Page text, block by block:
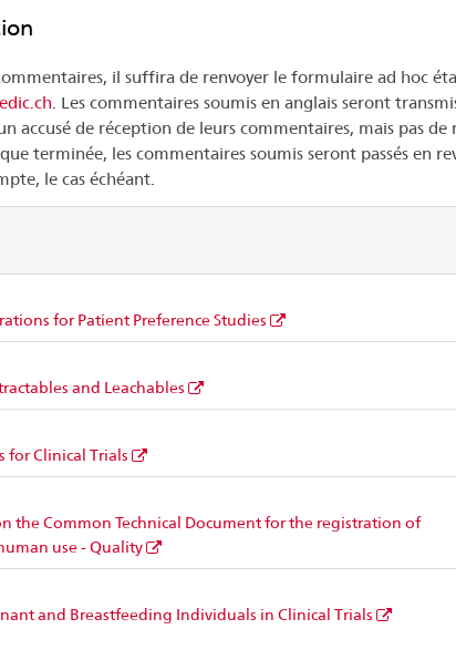
il suffira de renvoyer le formulaire ad hoc
. Les commentaires soumis en anglais seront
accusé de réception de leurs commentaires, mais pas de
terminée, les commentaires soumis seront passés en
le cas échéant.
for Patient Preference Studies
and Leachables
for Clinical Trials
the Common Technical Document for the registration of
use - Quality
and Breastfeeding Individuals in Clinical Trials